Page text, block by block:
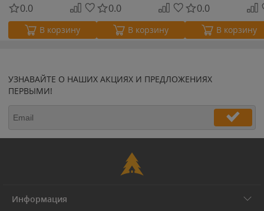
0.0
В корзину
0.0
В корзину
0.0
В корзину
УЗНАВАЙТЕ О НАШИХ АКЦИЯХ И ПРЕДЛОЖЕНИЯХ
ПЕРВЫМИ!
Информация